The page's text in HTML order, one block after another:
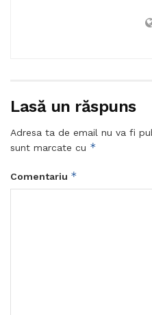
Lasă un răspuns
Adresa ta de email nu va fi
sunt marcate cu *
Comentariu *